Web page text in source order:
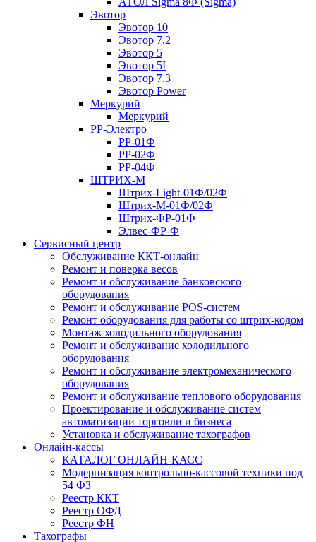
Эвотор
Эвотор 10
Эвотор 7.2
Эвотор 5
Эвотор 5I
Эвотор 7.3
Эвотор Power
Меркурий
Меркурий
РР-Электро
РР-01Ф
РР-02Ф
РР-04Ф
ШТРИХ-М
Штрих-Light-01Ф/02Ф
Штрих-М-01Ф/02Ф
Штрих-ФР-01Ф
Элвес-ФР-Ф
Сервисный центр
Обслуживание ККТ-онлайн
Ремонт и поверка весов
Ремонт и обслуживание банковского
оборудования
Ремонт и обслуживание POS-систем
Ремонт оборудования для работы со штрих-кодом
Монтаж холодильного оборудования
Ремонт и обслуживание холодильного
оборудования
Ремонт и обслуживание электромеханического
оборудования
Ремонт и обслуживание теплового оборудования
Проектирование и обслуживание систем
автоматизации торговли и бизнеса
Установка и обслуживание тахографов
Онлайн-кассы
КАТАЛОГ ОНЛАЙН-КАСС
Модернизация контрольно-кассовой техники под
54 ФЗ
Реестр ККТ
Реестр ОФД
Реестр ФН
Тахографы